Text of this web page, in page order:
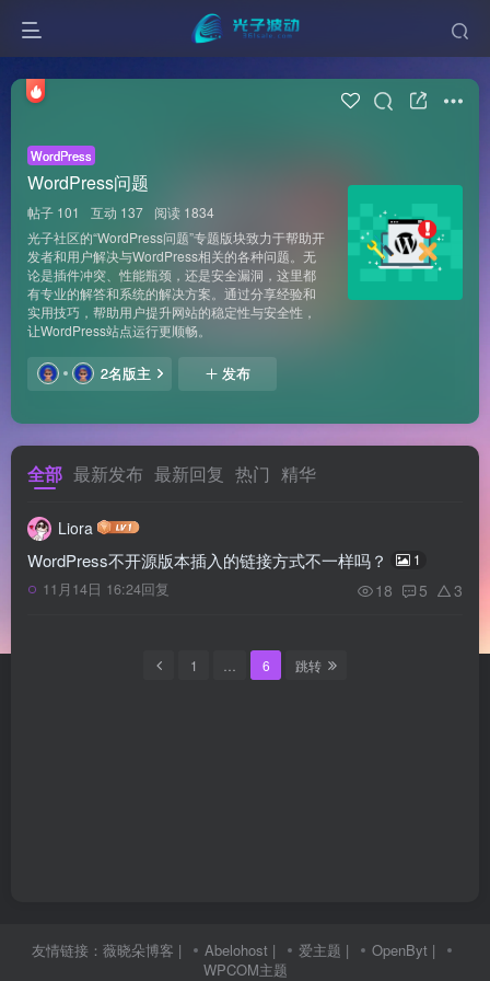
WordPress
WordPress问题
帖子 101 互动 137
阅读 1834
光子社区的“WordPress问题”专题版块致力于帮助开
发者和用户解决与WordPress相关的各种问题。无
论是插件冲突、性能瓶颈，还是安全漏洞，这里都
有专业的解答和系统的解决方案。通过分享经验和
实用技巧，帮助用户提升网站的稳定性与安全性，
让WordPress站点运行更顺畅。
2名版主 发布
全部 最新发布 最新回复 热门 精华
Liora
WordPress不开源版本插入的链接方式不一样吗？ 1
11月14日 16:24回复 18 5 3
1 6 跳转
友情链接： 薇晓朵博客 | Abelohost | 爱主题 | OpenByt |
WPCOM主题